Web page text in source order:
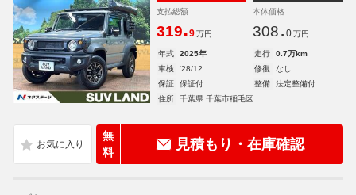
支払総額
319.9 万円
本体価格
308. 0 万円
年式 2025年 走行
0.7万km
車検
'28/12 修復
なし
保証
保証付 整備
法定整備付
住所
千葉県 千葉市稲毛区
無
料
見積もり・在庫確認